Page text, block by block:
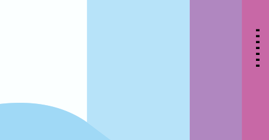
▃
▃
▃
▃
▃
▃
▃